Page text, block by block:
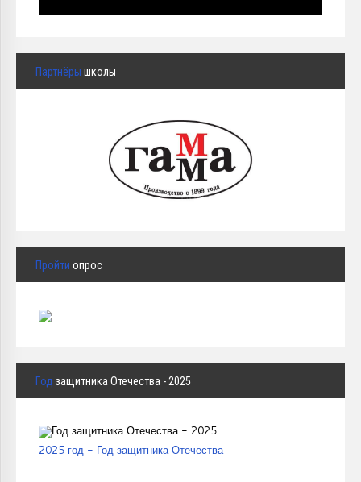
Партнёры школы
Пройти опрос
Год защитника Отечества - 2025
2025 год - Год защитника Отечества